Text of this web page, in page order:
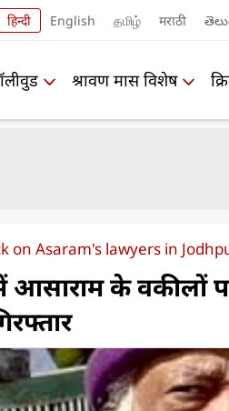
हिन्दी English தமிழ் मराठी
श्रावण मास विशेष
on Asaram's lawyers in
आसाराम के वकीलों